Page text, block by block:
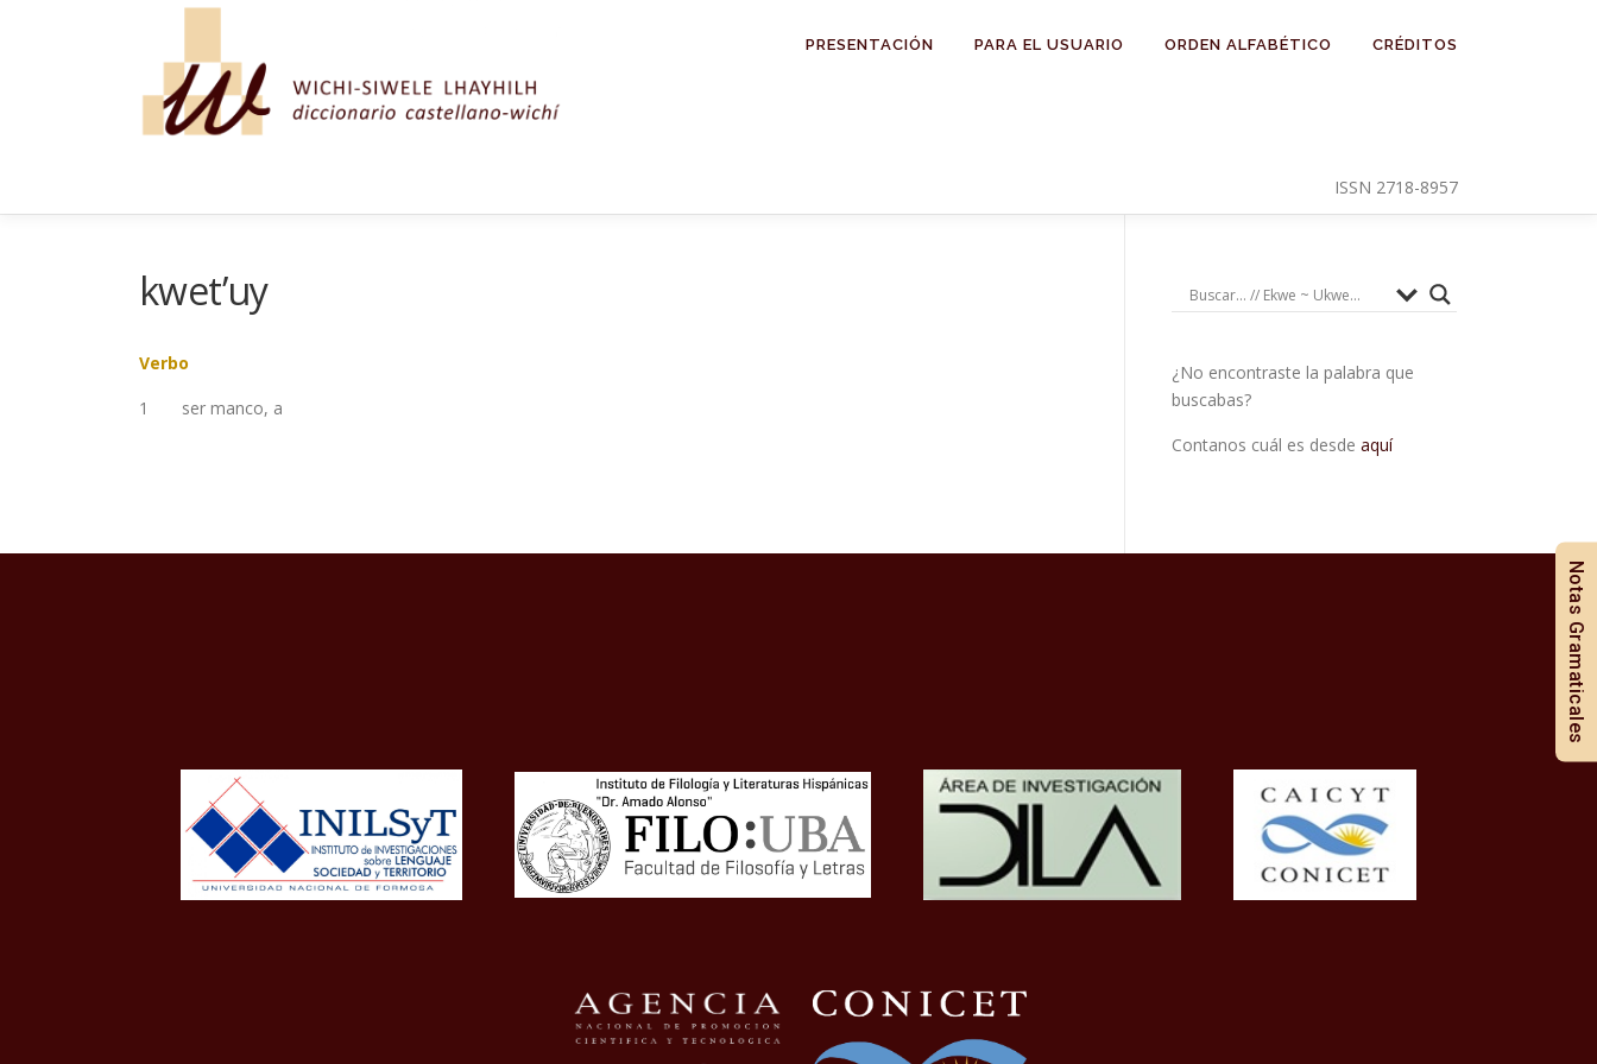
PRESENTACIÓN PARA EL USUARIO ORDEN ALFABÉTICO CRÉDITOS
ISSN 2718-8957
kwet’uy
Verbo
1
ser manco, a
¿No encontraste la palabra que
buscabas?
Contanos cuál es desde aquí
Notas Gramaticales